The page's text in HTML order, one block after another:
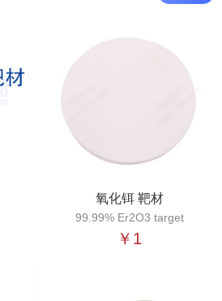
氧化铒 靶材
99.99% Er2O3 target
￥1